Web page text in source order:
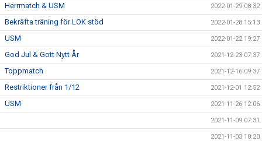
Herrmatch & USM 2022-01-29 08:32
Bekräfta träning för LOK stöd 2022-01-28 15:13
USM 2022-01-22 19:27
God Jul & Gott Nytt År 2021-12-23 07:37
Toppmatch 2021-12-16 09:37
Restriktioner från 1/12 2021-12-01 12:52
USM 2021-11-26 12:06
2021-11-09 07:31
2021-11-03 18:20